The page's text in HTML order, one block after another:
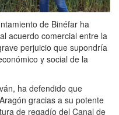
de Binéfar ha
acuerdo comercial entre la
perjuicio que supondría
y social de la
ha defendido que
gracias a su potente
de regadío del Canal de